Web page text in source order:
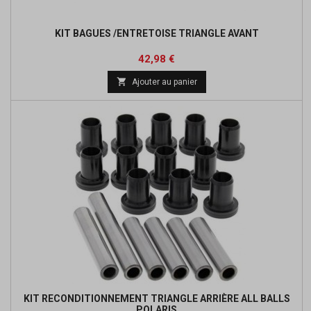
KIT BAGUES /ENTRETOISE TRIANGLE AVANT
Prix
42,98 €
base
 Ajouter au panier
KIT RECONDITIONNEMENT TRIANGLE ARRIÈRE ALL BALLS